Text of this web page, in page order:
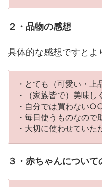
２・品物の感想
具体的な感想ですとよ
・とても（可愛い・上
・（家族皆で）美味し
・自分では買わない
・毎日使うものなので
・大切に使わせていた
３・赤ちゃんについて